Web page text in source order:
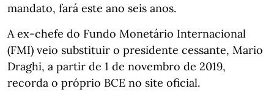
mandato, fará este ano seis anos.
A ex-chefe do Fundo Monetário Internacional
(FMI) veio substituir o presidente cessante, Mario
Draghi, a partir de 1 de novembro de 2019,
recorda o próprio BCE no site oficial.